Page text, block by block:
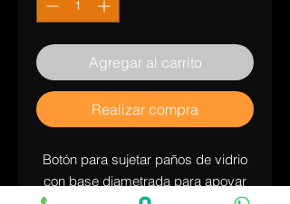
Agregar al carrito
Realizar compra
Botón para sujetar paños de vidrio
con base diametrada para apoyar